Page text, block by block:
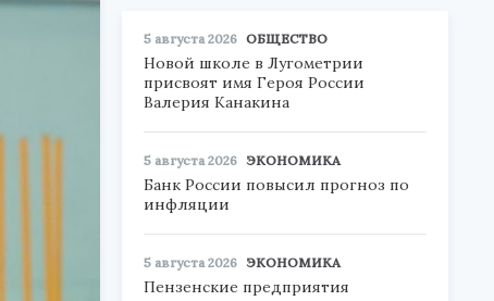
5 августа 2026 ОБЩЕСТВО
Новой школе в Лугометрии
присвоят имя Героя России
Валерия Канакина
5 августа 2026 ЭКОНОМИКА
Банк России повысил прогноз по
инфляции
5 августа 2026 ЭКОНОМИКА
Пензенские предприятия